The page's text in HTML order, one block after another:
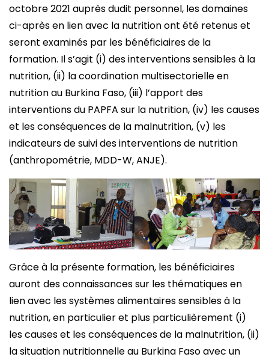
octobre 2021 auprès dudit personnel, les domaines
ci-après en lien avec la nutrition ont été retenus et
seront examinés par les bénéficiaires de la
formation. Il s’agit (i) des interventions sensibles à la
nutrition, (ii) la coordination multisectorielle en
nutrition au Burkina Faso, (iii) l’apport des
interventions du PAPFA sur la nutrition, (iv) les causes
et les conséquences de la malnutrition, (v) les
indicateurs de suivi des interventions de nutrition
(anthropométrie, MDD-W, ANJE).
Grâce à la présente formation, les bénéficiaires
auront des connaissances sur les thématiques en
lien avec les systèmes alimentaires sensibles à la
nutrition, en particulier et plus particulièrement (i)
les causes et les conséquences de la malnutrition, (ii)
la situation nutritionnelle au Burkina Faso avec un